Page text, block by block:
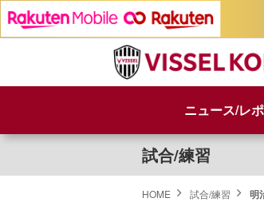
ニュース/レ
試合/練習
HOME 試合/練習 明